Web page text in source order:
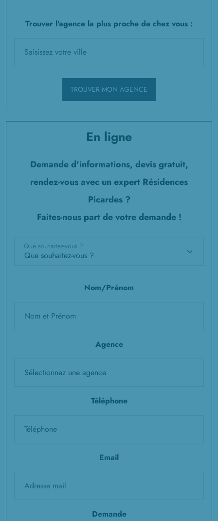
Trouver l'agence la plus proche de chez vous :
TROUVER MON AGENCE
En ligne
Demande d'informations, devis gratuit,
rendez-vous avec un expert Résidences
Picardes ?
Faites-nous part de votre demande !
Que souhaitez-vous ?
Nom/Prénom
Agence
Téléphone
Email
Demande